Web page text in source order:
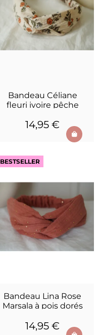
Bandeau Céliane
fleuri ivoire pêche
14,95 €
BESTSELLER
Bandeau Lina Rose
Marsala à pois dorés
14,95 €